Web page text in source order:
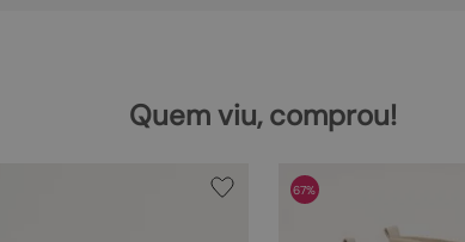
Quem viu, comprou!
67%